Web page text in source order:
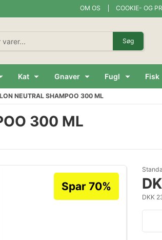
OM OS COOKIE- OG
Søg
Kat Gnaver Fugl Fisk
NEUTRAL SHAMPOO 300 ML
300 ML
Spar 70%
DKK